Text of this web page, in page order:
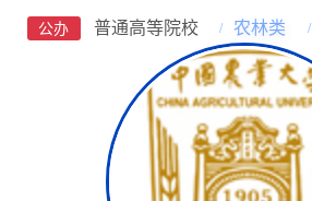
公办 普通高等院校 农林类